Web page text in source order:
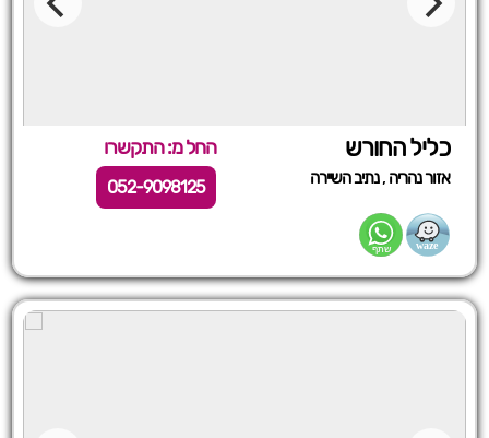
כליל החורש החל מ: התקשרו
אזור נהריה ,נתיב השיירה 052-9098125